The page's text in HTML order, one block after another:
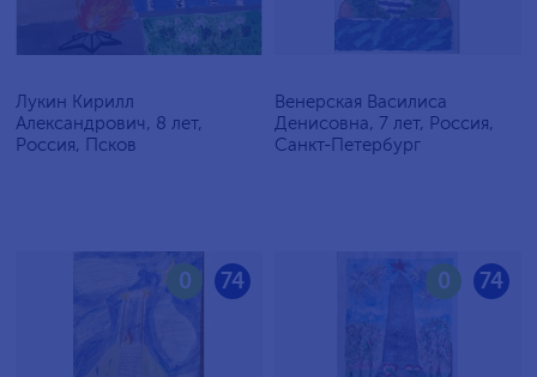
Лукин Кирилл
Александрович, 8 лет,
Россия, Псков
Венерская Василиса
Денисовна, 7 лет, Россия,
Санкт-Петербург
74
0 74
0